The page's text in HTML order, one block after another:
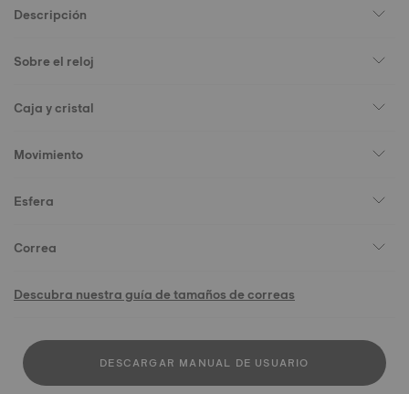
Descripción
Sobre el reloj
Caja y cristal
Movimiento
Esfera
Correa
Descubra nuestra guía de tamaños de correas
DESCARGAR MANUAL DE USUARIO